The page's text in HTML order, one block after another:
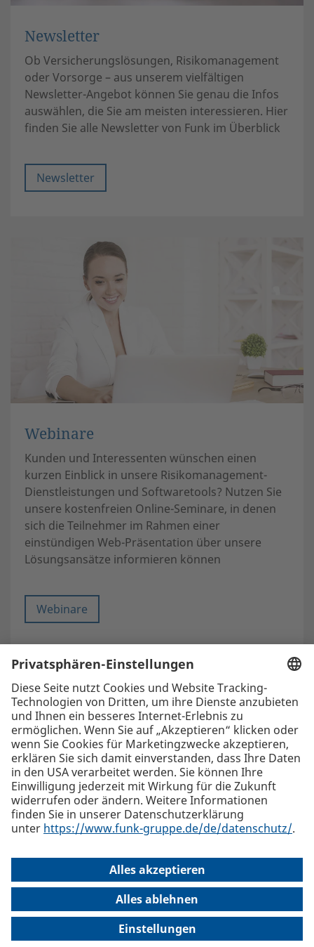
Newsletter
Ob Versicherungslösungen, Risikomanagement
oder Vorsorge – aus unserem vielfältigen
Newsletter-Angebot können Sie genau die Infos
auswählen, die Sie am meisten interessieren. Hier
finden Sie alle Newsletter von Funk im Überblick
Newsletter
Webinare
Kunden und Interessenten wünschen einen
kurzen Einblick in unsere Risikomanagement-
Dienstleistungen und Softwaretools? Nutzen Sie
unsere kostenfreien Online-Seminare, in denen
sich die Teilnehmer im Rahmen einer
einstündigen Web-Präsentation über unsere
Lösungsansätze informieren können
Webinare
Die beste Empfehlung. Funk.
+423 262 99 00
Standorte
info(at)funk-gruppe.li
Internationaler Versicherungsbroker und Risk Consultant
Kontakt Sitemap Impressum Datenschutz